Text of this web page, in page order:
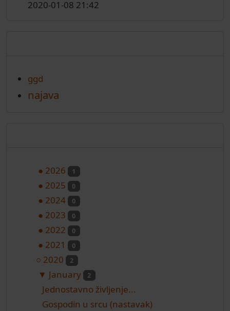
2020-01-08 21:42
ggd
najava
● 2026 1
● 2025 0
● 2024 0
● 2023 0
● 2022 0
● 2021 0
○ 2020 2
▼ January 2
Jednostavno življenje...
Gospodin u srcu (nastavak)